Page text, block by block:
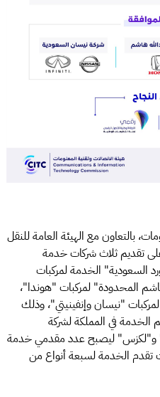
بالتعاون مع الهيئة العامة للنقل
تقديم ثلاث شركات خدمة
السعودية" الخدمة لمركبات
المحدودة" لمركبات "هوندا"،
"نيسان وإنفينيتي"، وذلك
الخدمة في المملكة لشركة
و"لكزس" ليصبح عدد مقدمي خدمة
في المملكة 4 شركات تقدم الخدمة لسبعة أنواع من